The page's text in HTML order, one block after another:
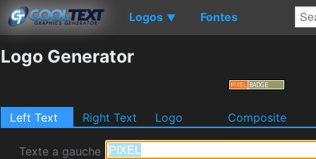
Logos ▼ Fontes
Logo Generator
Left Text Right Text Logo Composite
Texte a gauche